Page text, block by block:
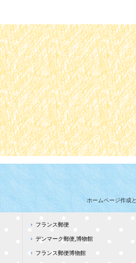
ホームページ作成
フランス郵便
デンマーク郵便,博物館
フランス郵便博物館